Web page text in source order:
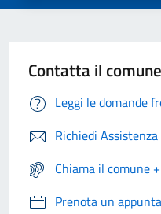
Contatta il comune
Leggi le domande
Richiedi Assistenza
Chiama il comune
Prenota un